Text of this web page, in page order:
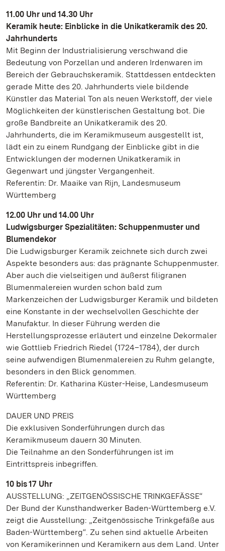
11.00 Uhr und 14.30 Uhr
Keramik heute: Einblicke in die Unikatkeramik des 20.
Jahrhunderts
Mit Beginn der Industrialisierung verschwand die
Bedeutung von Porzellan und anderen Irdenwaren im
Bereich der Gebrauchskeramik. Stattdessen entdeckten
gerade Mitte des 20. Jahrhunderts viele bildende
Künstler das Material Ton als neuen Werkstoff, der viele
Möglichkeiten der künstlerischen Gestaltung bot. Die
große Bandbreite an Unikatkeramik des 20.
Jahrhunderts, die im Keramikmuseum ausgestellt ist,
lädt ein zu einem Rundgang der Einblicke gibt in die
Entwicklungen der modernen Unikatkeramik in
Gegenwart und jüngster Vergangenheit.
Referentin: Dr. Maaike van Rijn, Landesmuseum
Württemberg
12.00 Uhr und 14.00 Uhr
Ludwigsburger Spezialitäten: Schuppenmuster und
Blumendekor
Die Ludwigsburger Keramik zeichnete sich durch zwei
Aspekte besonders aus: das prägnante Schuppenmuster.
Aber auch die vielseitigen und äußerst filigranen
Blumenmalereien wurden schon bald zum
Markenzeichen der Ludwigsburger Keramik und bildeten
eine Konstante in der wechselvollen Geschichte der
Manufaktur. In dieser Führung werden die
Herstellungsprozesse erläutert und einzelne Dekormaler
wie Gottlieb Friedrich Riedel (1724–1784), der durch
seine aufwendigen Blumenmalereien zu Ruhm gelangte,
besonders in den Blick genommen.
Referentin: Dr. Katharina Küster-Heise, Landesmuseum
Württemberg
DAUER UND PREIS
Die exklusiven Sonderführungen durch das
Keramikmuseum dauern 30 Minuten.
Die Teilnahme an den Sonderführungen ist im
Eintrittspreis inbegriffen.
10 bis 17 Uhr
AUSSTELLUNG: „ZEITGENÖSSISCHE TRINKGEFÄSSE“
Der Bund der Kunsthandwerker Baden-Württemberg e.V.
zeigt die Ausstellung: „Zeitgenössische Trinkgefäße aus
Baden-Württemberg“. Zu sehen sind aktuelle Arbeiten
von Keramikerinnen und Keramikern aus dem Land. Unter